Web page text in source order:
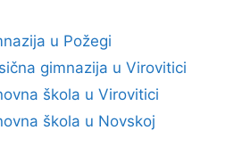
u Požegi
gimnazija u Virovitici
škola u Virovitici
škola u Novskoj